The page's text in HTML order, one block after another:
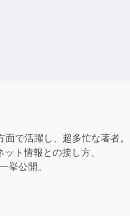
で活躍し、超多忙な著者。
ト情報との接し方、
挙公開。